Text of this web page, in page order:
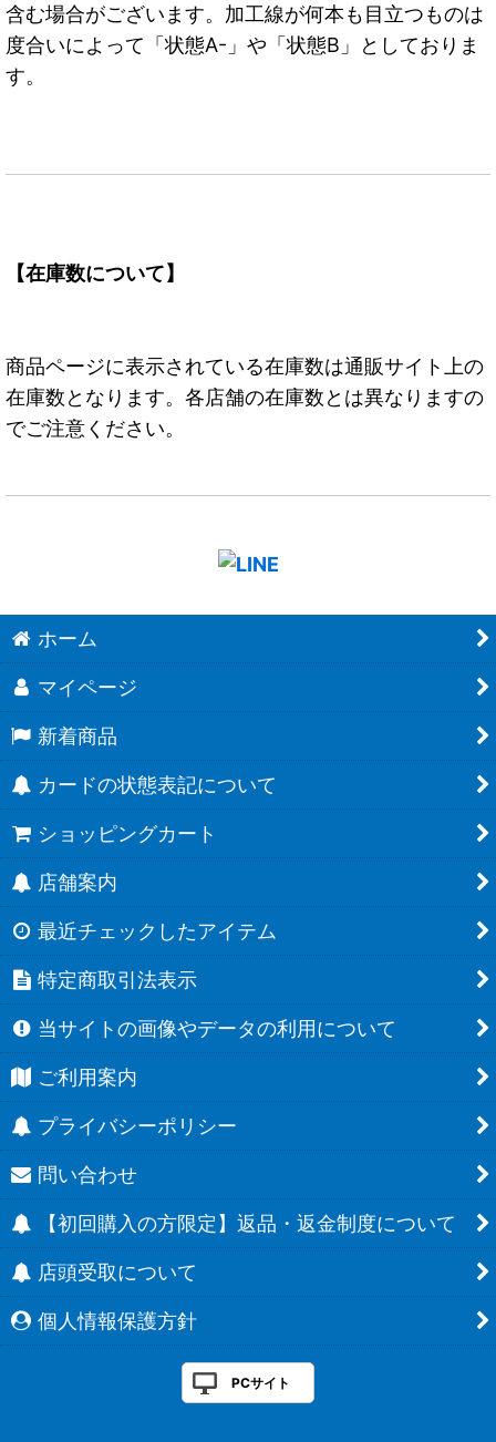
含む場合がございます。加工線が何本も目立つものは
度合いによって「状態A-」や「状態B」としておりま
す。
【在庫数について】
商品ページに表示されている在庫数は通販サイト上の
在庫数となります。各店舗の在庫数とは異なりますの
でご注意ください。
ホーム
マイページ
新着商品
カードの状態表記について
ショッピングカート
店舗案内
最近チェックしたアイテム
特定商取引法表示
当サイトの画像やデータの利用について
ご利用案内
プライバシーポリシー
問い合わせ
【初回購入の方限定】返品・返金制度について
店頭受取について
個人情報保護方針
PCサイト